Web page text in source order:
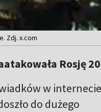
Zdj. x.com
Rosję
w internecie
do dużego